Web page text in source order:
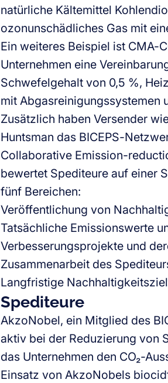
natürliche Kältemittel
ozonunschädliches Gas mit
Ein weiteres Beispiel ist CMA-
Unternehmen eine
Schwefelgehalt von 0,5 %,
mit Abgasreinigungssystemen
Zusätzlich haben Versender
Huntsman das BICEPS-
Collaborative Emission-
bewertet Spediteure auf einer
fünf Bereichen:
Veröffentlichung von
Tatsächliche Emissionswerte
Verbesserungsprojekte und
Zusammenarbeit des
Langfristige
Spediteure
AkzoNobel, ein Mitglied des
aktiv bei der Reduzierung von
das Unternehmen den CO₂-
Einsatz von AkzoNobels